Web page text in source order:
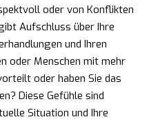
oder von Konflikten
Aufschluss über Ihre
und Ihren
oder Menschen mit mehr
oder haben Sie das
Diese Gefühle sind
Situation und Ihre